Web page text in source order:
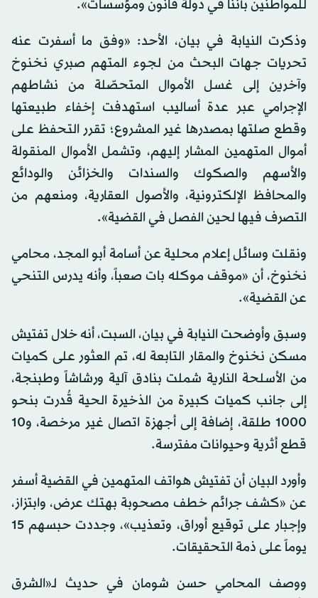
للمواطنين بأننا في دولة قانون ومؤسسات».
وذكرت النيابة في بيان، الأحد: «وفق ما أسفرت عنه
تحريات جهات البحث من لجوء المتهم صبري نخنوخ
وآخرين إلى غسل الأموال المتحصّلة من نشاطهم
الإجرامي عبر عدة أساليب استهدفت إخفاء طبيعتها
وقطع صلتها بمصدرها غير المشروع؛ تقرر التحفظ على
أموال المتهمين المشار إليهم، وتشمل الأموال المنقولة
والأسهم والصكوك والسندات والخزائن والودائع
والمحافظ الإلكترونية، والأصول العقارية، ومنعهم من
التصرف فيها لحين الفصل في القضية».
ونقلت وسائل إعلام محلية عن أسامة أبو المجد، محامي
نخنوخ، أن «موقف موكله بات صعباً، وأنه يدرس التنحي
عن القضية».
وسبق وأوضحت النيابة في بيان، السبت، أنه خلال تفتيش
مسكن نخنوخ والمقار التابعة له، تم العثور على كميات
من الأسلحة النارية شملت بنادق آلية ورشاشاً وطبنجة،
إلى جانب كميات كبيرة من الذخيرة الحية قُدرت بنحو
1000 طلقة، إضافة إلى أجهزة اتصال غير مرخصة، و10
قطع أثرية وحيوانات مفترسة.
وأورد البيان أن تفتيش هواتف المتهمين في القضية أسفر
عن «كشف جرائم خطف مصحوبة بهتك عرض، وابتزاز،
وإجبار على توقيع أوراق، وتعذيب»، وجددت حبسهم 15
يوماً على ذمة التحقيقات.
ووصف المحامي حسن شومان في حديث لـ«الشرق